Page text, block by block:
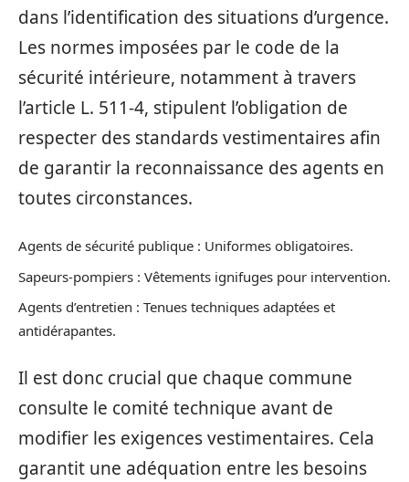
dans l’identification des situations d’urgence.
Les normes imposées par le code de la
sécurité intérieure, notamment à travers
l’article L. 511-4, stipulent l’obligation de
respecter des standards vestimentaires afin
de garantir la reconnaissance des agents en
toutes circonstances.
Agents de sécurité publique : Uniformes obligatoires.
Sapeurs-pompiers : Vêtements ignifuges pour intervention.
Agents d’entretien : Tenues techniques adaptées et
antidérapantes.
Il est donc crucial que chaque commune
consulte le comité technique avant de
modifier les exigences vestimentaires. Cela
garantit une adéquation entre les besoins